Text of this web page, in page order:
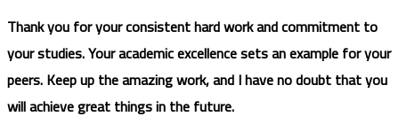
Thank you for your consistent hard work and commitment to
your studies. Your academic excellence sets an example for your
peers. Keep up the amazing work, and I have no doubt that you
will achieve great things in the future.